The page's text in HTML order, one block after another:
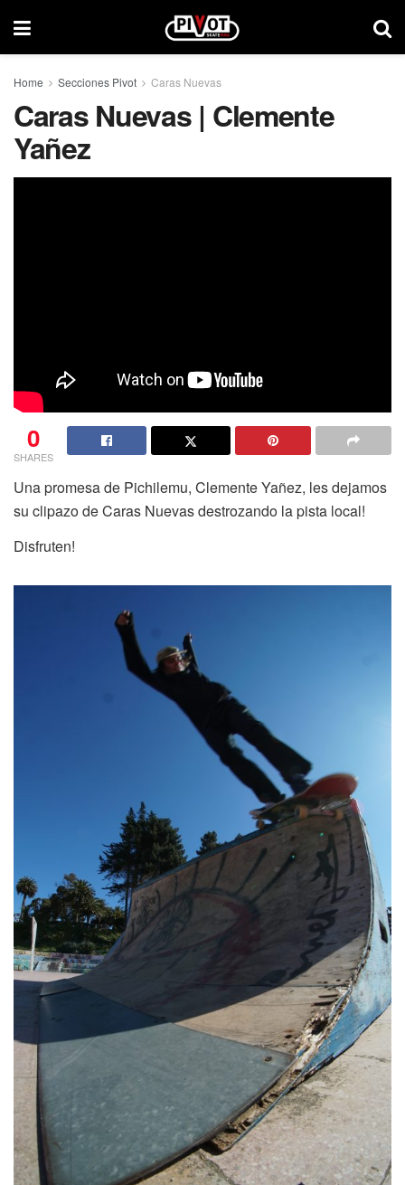
Home Secciones Pivot Caras Nuevas
Caras Nuevas | Clemente
Yañez
0
SHARES
Una promesa de Pichilemu, Clemente Yañez, les dejamos
su clipazo de Caras Nuevas destrozando la pista local!
Disfruten!